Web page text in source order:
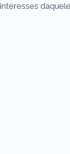
interesses